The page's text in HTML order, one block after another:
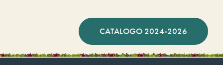
CATALOGO 2024-2026